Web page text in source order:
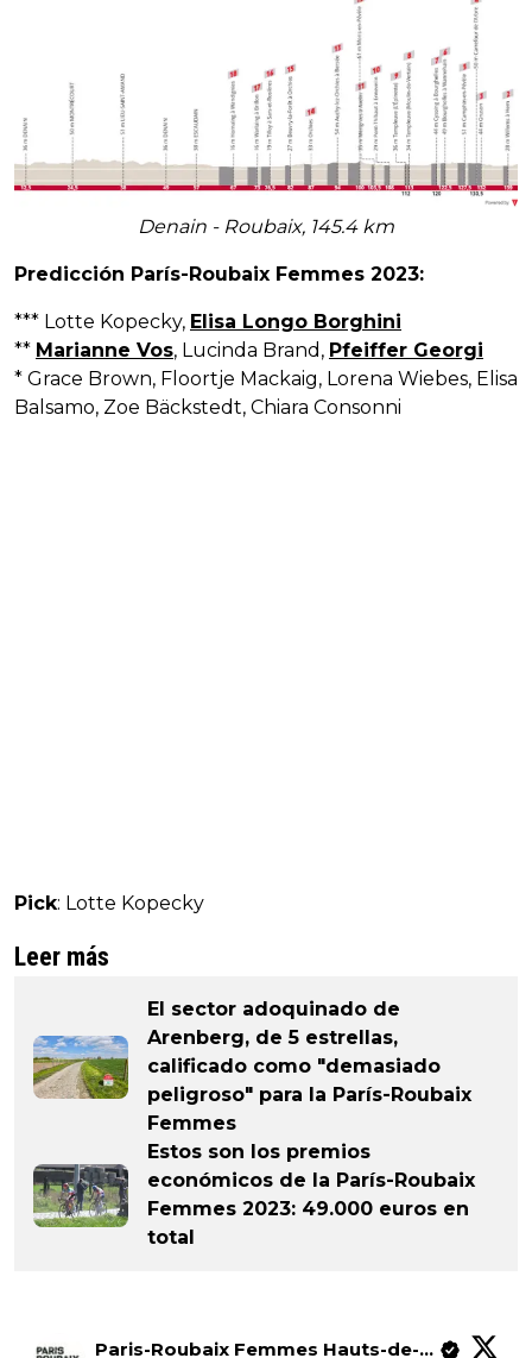
Denain - Roubaix, 145.4 km
Predicción París-Roubaix Femmes 2023:
*** Lotte Kopecky, Elisa Longo Borghini
** Marianne Vos, Lucinda Brand, Pfeiffer Georgi
* Grace Brown, Floortje Mackaig, Lorena Wiebes, Elisa
Balsamo, Zoe Bäckstedt, Chiara Consonni
Pick: Lotte Kopecky
Leer más
El sector adoquinado de
Arenberg, de 5 estrellas,
calificado como "demasiado
peligroso" para la París-Roubaix
Femmes
Estos son los premios
económicos de la París-Roubaix
Femmes 2023: 49.000 euros en
total
Paris-Roubaix Femmes Hauts-de-France